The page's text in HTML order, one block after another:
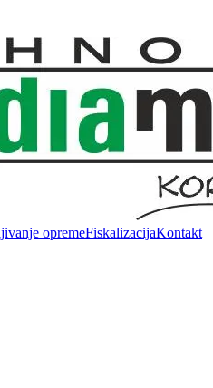
opremeFiskalizacijaKontakt